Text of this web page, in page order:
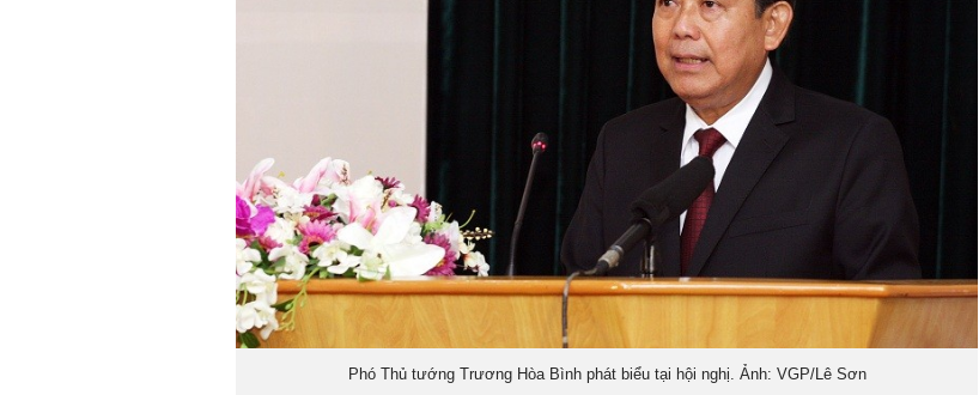
Phó Thủ tướng Trương Hòa Bình phát biểu tại hội nghị. Ảnh: VGP/Lê Sơn